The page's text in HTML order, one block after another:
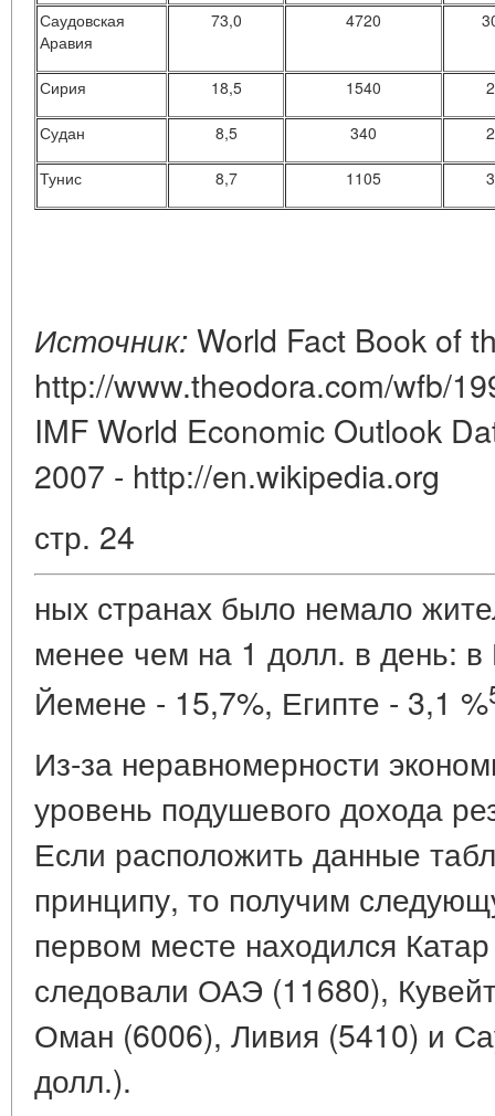
Саудовская
Аравия
73,0 4720
Сирия 18,5 1540
Судан 8,5 340
Тунис 8,7 1105
Источник: World Fact Book of
http://www.theodora.com/wfb/
IMF World Economic Outlook
2007 - http://en.wikipedia.org
стр. 24
ных странах было немало
менее чем на 1 долл. в день:
Йемене - 15,7%, Египте - 3,1 %
Из-за неравномерности
уровень подушевого дохода
Если расположить данные
принципу, то получим
первом месте находился
следовали ОАЭ (11680),
Оман (6006), Ливия (5410) и
долл.).